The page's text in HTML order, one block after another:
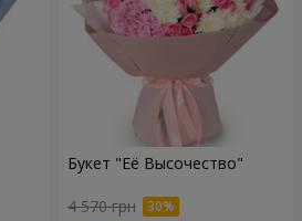
Букет "Её Высочество"
4 570 грн